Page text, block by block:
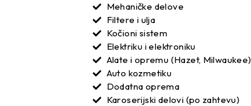
Mehaničke delove
Filtere i ulja
Kočioni sistem
Elektriku i elektroniku
Alate i opremu (Hazet, Milwaukee)
Auto kozmetiku
Dodatna oprema
Karoserijski delovi (po zahtevu)